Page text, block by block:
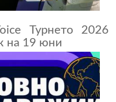
Турнето 2026
на 19 юни